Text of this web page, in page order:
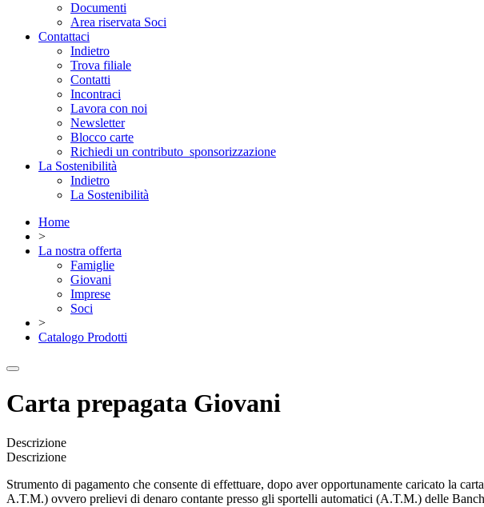
Documenti
Area riservata Soci
Contattaci
Indietro
Trova filiale
Contatti
Incontraci
Lavora con noi
Newsletter
Blocco carte
Richiedi un contributo_sponsorizzazione
La Sostenibilità
Indietro
La Sostenibilità
Home
>
La nostra offerta
Famiglie
Giovani
Imprese
Soci
>
Catalogo Prodotti
Carta prepagata Giovani
Descrizione
Descrizione
Strumento di pagamento che consente di effettuare, dopo aver opportunamente caricato la
A.T.M.) ovvero prelievi di denaro contante presso gli sportelli automatici (A.T.M.) delle